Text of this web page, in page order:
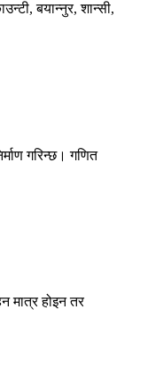
बयान्नुर, शान्सी,
गरिन्छ। गणित
मात्र होइन तर